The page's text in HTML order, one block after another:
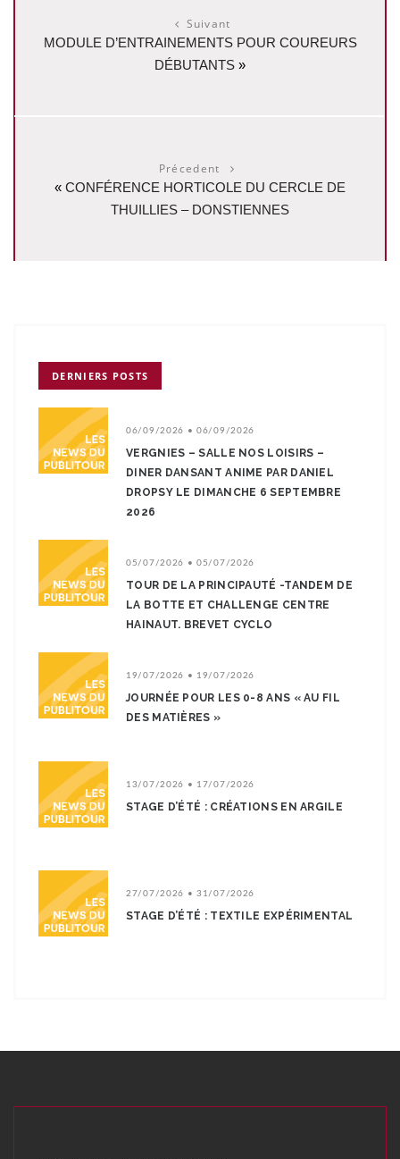
Suivant
MODULE D’ENTRAINEMENTS POUR COUREURS
DÉBUTANTS »
Précedent
« CONFÉRENCE HORTICOLE DU CERCLE DE
THUILLIES – DONSTIENNES
DERNIERS POSTS
06/09/2026 • 06/09/2026
VERGNIES – SALLE NOS LOISIRS –
DINER DANSANT ANIME PAR DANIEL
DROPSY LE DIMANCHE 6 SEPTEMBRE
2026
05/07/2026 • 05/07/2026
TOUR DE LA PRINCIPAUTÉ -TANDEM DE
LA BOTTE ET CHALLENGE CENTRE
HAINAUT. BREVET CYCLO
19/07/2026 • 19/07/2026
JOURNÉE POUR LES 0-8 ANS « AU FIL
DES MATIÈRES »
13/07/2026 • 17/07/2026
STAGE D’ÉTÉ : CRÉATIONS EN ARGILE
27/07/2026 • 31/07/2026
STAGE D’ÉTÉ : TEXTILE EXPÉRIMENTAL